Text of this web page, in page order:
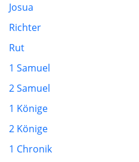
Josua
Richter
Rut
1 Samuel
2 Samuel
1 Könige
2 Könige
1 Chronik